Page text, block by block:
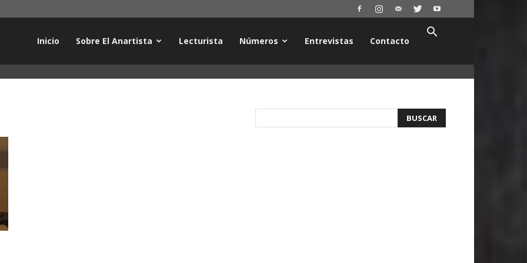
Inicio Sobre El Anartista Lecturista Números Entrevistas Contacto